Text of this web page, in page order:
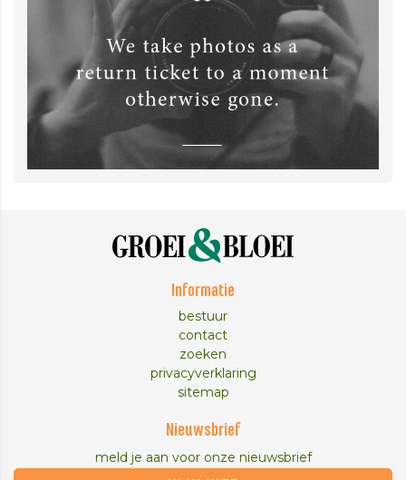
Informatie
bestuur
contact
zoeken
privacyverklaring
sitemap
Nieuwsbrief
meld je aan voor onze nieuwsbrief